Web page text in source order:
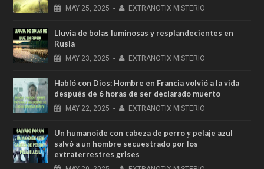
MAY 25, 2025 - EXTRANOTIX MISTERIO
Lluvia de bolas luminosas y resplandecientes en
Rusia
MAY 23, 2025 - EXTRANOTIX MISTERIO
Habló con Dios: Hombre en Francia volvió a la vida
después de 6 horas de ser declarado muerto
MAY 22, 2025 - EXTRANOTIX MISTERIO
Un humanoide con cabeza de perro у pelaje azul
salvó a un hombre secuestrado por los
extraterrestres grises